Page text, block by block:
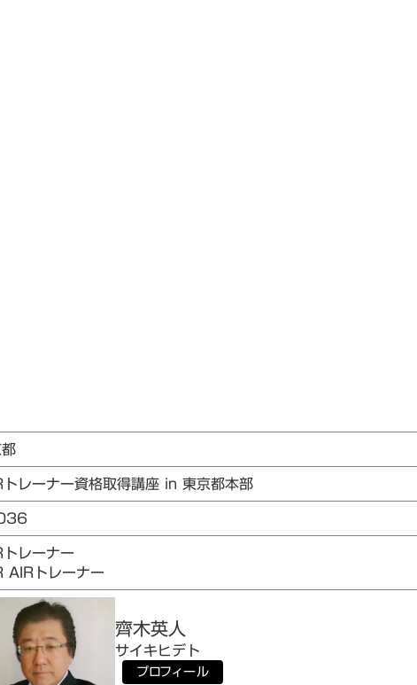
レーナー資格取得講座 in 東京都本部
レーナー
AIRトレーナー
齊木英人
サイキヒデト
プロフィール